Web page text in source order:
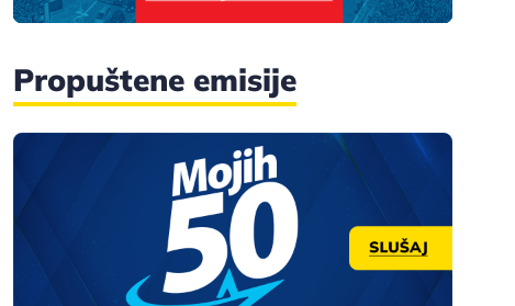
Propuštene emisije